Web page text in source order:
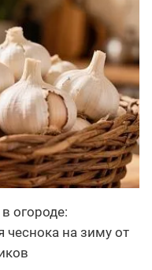
огороде:
на зиму от